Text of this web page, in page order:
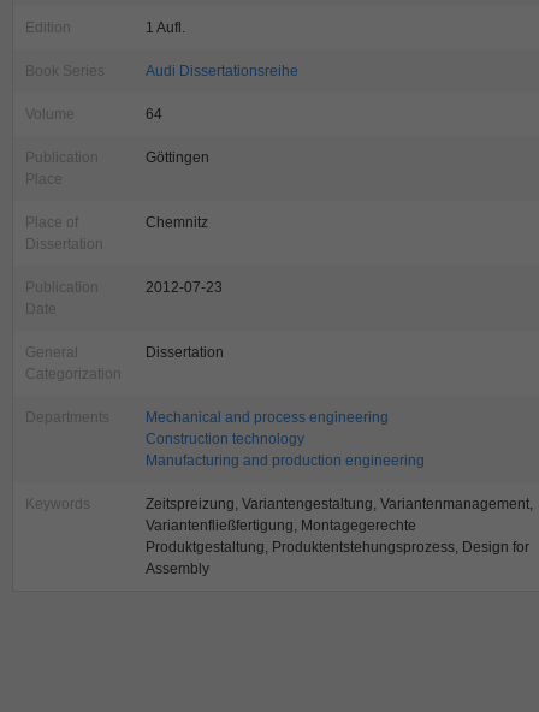
Edition 1 Aufl.
Book Series Audi Dissertationsreihe
Volume 64
Publication
Place
Göttingen
Place of
Dissertation
Chemnitz
Publication
Date
2012-07-23
General
Categorization
Dissertation
Departments
Mechanical and process engineering
Construction technology
Manufacturing and production engineering
Keywords
Zeitspreizung, Variantengestaltung, Variantenmanagement,
Variantenfließfertigung, Montagegerechte
Produktgestaltung, Produktentstehungsprozess, Design for
Assembly